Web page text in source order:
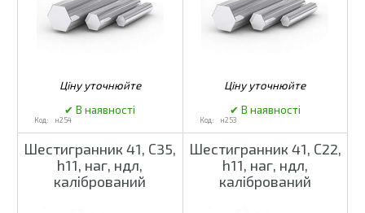
н254 н253
Шестигранник 41, С35,
h11, наг, ндл,
калібрований
Шестигранник 41, С22,
h11, наг, ндл,
калібрований